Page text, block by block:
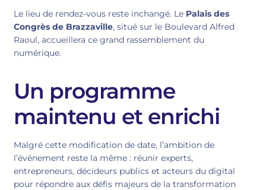
Le lieu de rendez-vous reste inchangé. Le Palais des
Congrès de Brazzaville, situé sur le Boulevard Alfred
Raoul, accueillera ce grand rassemblement du
numérique.
Un programme
maintenu et enrichi
Malgré cette modification de date, l’ambition de
l’événement reste la même : réunir experts,
entrepreneurs, décideurs publics et acteurs du digital
pour répondre aux défis majeurs de la transformation